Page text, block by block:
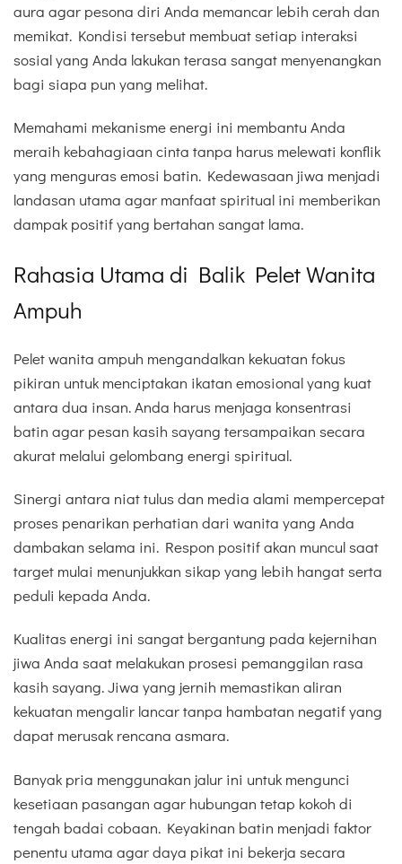
aura agar pesona diri Anda memancar lebih cerah dan
memikat. Kondisi tersebut membuat setiap interaksi
sosial yang Anda lakukan terasa sangat menyenangkan
bagi siapa pun yang melihat.
Memahami mekanisme energi ini membantu Anda
meraih kebahagiaan cinta tanpa harus melewati konflik
yang menguras emosi batin. Kedewasaan jiwa menjadi
landasan utama agar manfaat spiritual ini memberikan
dampak positif yang bertahan sangat lama.
Rahasia Utama di Balik Pelet Wanita
Ampuh
Pelet wanita ampuh mengandalkan kekuatan fokus
pikiran untuk menciptakan ikatan emosional yang kuat
antara dua insan. Anda harus menjaga konsentrasi
batin agar pesan kasih sayang tersampaikan secara
akurat melalui gelombang energi spiritual.
Sinergi antara niat tulus dan media alami mempercepat
proses penarikan perhatian dari wanita yang Anda
dambakan selama ini. Respon positif akan muncul saat
target mulai menunjukkan sikap yang lebih hangat serta
peduli kepada Anda.
Kualitas energi ini sangat bergantung pada kejernihan
jiwa Anda saat melakukan prosesi pemanggilan rasa
kasih sayang. Jiwa yang jernih memastikan aliran
kekuatan mengalir lancar tanpa hambatan negatif yang
dapat merusak rencana asmara.
Banyak pria menggunakan jalur ini untuk mengunci
kesetiaan pasangan agar hubungan tetap kokoh di
tengah badai cobaan. Keyakinan batin menjadi faktor
penentu utama agar daya pikat ini bekerja secara